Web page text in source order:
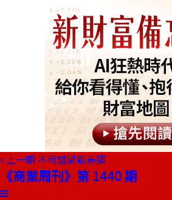
上一期 不可錯過新泰國
《商業周刊》第 1440 期